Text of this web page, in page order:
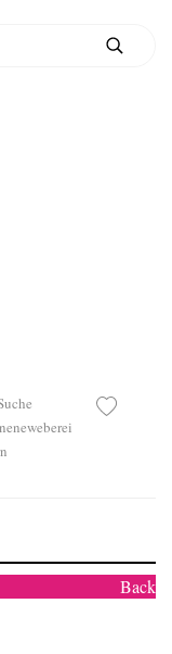
Back